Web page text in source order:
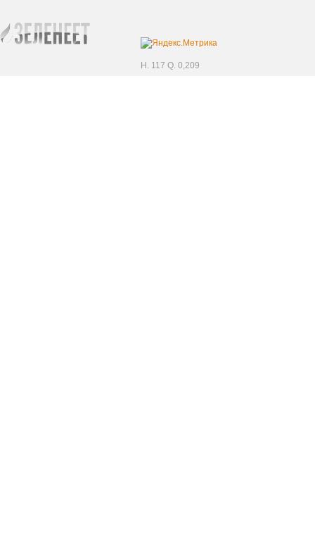
H. 117 Q. 0,209